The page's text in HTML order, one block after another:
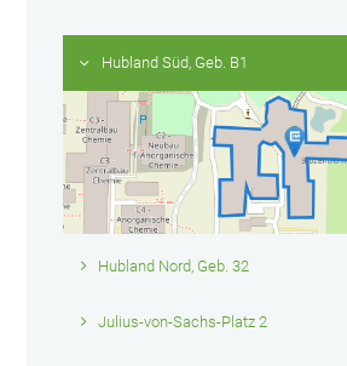
Hubland Süd, Geb. B1
Hubland Nord, Geb. 32
Julius-von-Sachs-Platz 2